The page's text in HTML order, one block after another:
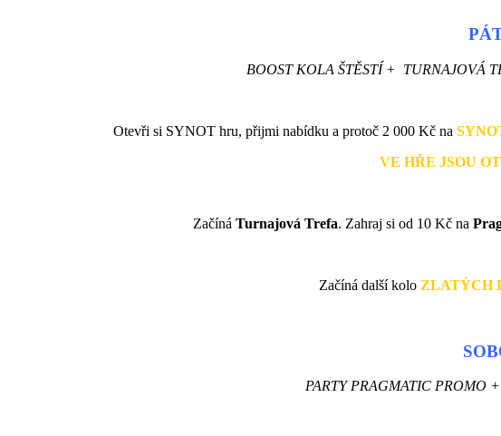
BOOST KOLA ŠTĚSTÍ + TURNAJOVÁ
Otevři si SYNOT hru, přijmi nabídku a protoč 2 000 Kč na
VE HŘE JSOU
Začíná Turnajová Trefa. Zahraj si od 10 Kč na
Začíná další kolo ZLATÝCH
PARTY PRAGMATIC PROMO